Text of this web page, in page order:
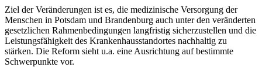
Ziel der Veränderungen ist es, die medizinische Versorgung der
Menschen in Potsdam und Brandenburg auch unter den veränderten
gesetzlichen Rahmenbedingungen langfristig sicherzustellen und die
Leistungsfähigkeit des Krankenhausstandortes nachhaltig zu
stärken. Die Reform sieht u.a. eine Ausrichtung auf bestimmte
Schwerpunkte vor.